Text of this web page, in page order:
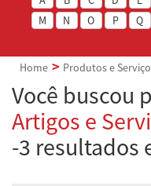
M
N O P Q
Home
Produtos e
Você buscou
Artigos e
-3 resultados